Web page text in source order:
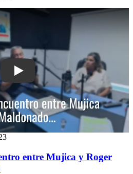
Play: Cómo se gestó el encuentro
entre Mujica y Roger